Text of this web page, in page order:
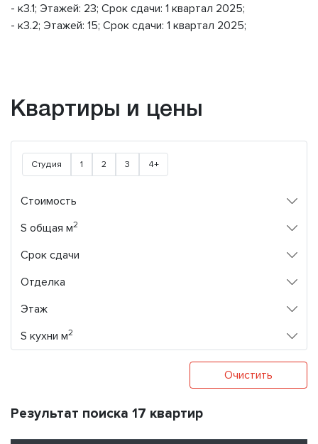
- к3.1; Этажей: 23; Срок сдачи: 1 квартал 2025;
- к3.2; Этажей: 15; Срок сдачи: 1 квартал 2025;
Квартиры и цены
Студия 1 2 3 4+
Стоимость
S общая м2
Срок сдачи
Отделка
Этаж
S кухни м2
Очистить
Результат поиска 17 квартир